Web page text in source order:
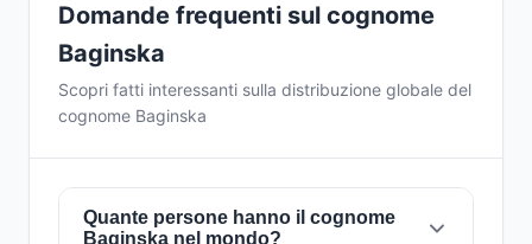
Domande frequenti sul cognome
Baginska
Scopri fatti interessanti sulla distribuzione globale del
cognome Baginska
Quante persone hanno il cognome
Baginska nel mondo?